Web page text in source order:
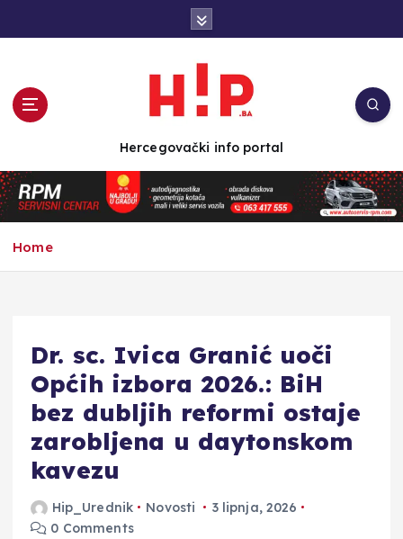
n
t
e
Hercegovački info portal
Home
Dr. sc. Ivica Granić uoči
Općih izbora 2026.: BiH
bez dubljih reformi ostaje
zarobljena u daytonskom
kavezu
Hip_Urednik Novosti
3 lipnja, 2026
0 Comments